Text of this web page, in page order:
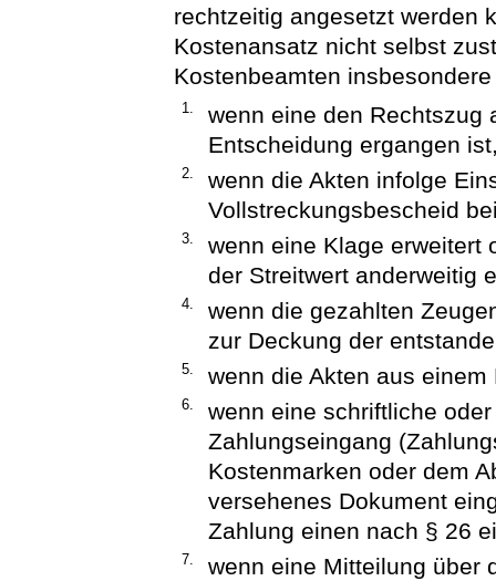
rechtzeitig angesetzt werden
Kostenansatz nicht selbst
Kostenbeamten
1.
wenn eine den Rechtszug
Entscheidung ergangen
2.
wenn die Akten infolge
Vollstreckungsbescheid
3.
wenn eine Klage erweitert
der Streitwert anderweitig
4.
wenn die gezahlten
zur Deckung der
5. wenn die Akten aus
6.
wenn eine schriftliche
Zahlungseingang
Kostenmarken oder dem
versehenes Dokument
Zahlung einen nach § 26
7.
wenn eine Mitteilung über